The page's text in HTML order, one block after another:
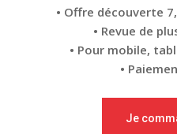
• Offre découverte
• Revue de
• Pour mobile,
•
Je